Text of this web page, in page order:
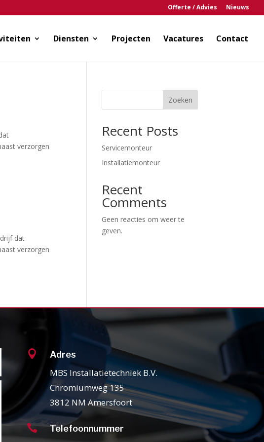
Offerte / Advies Nieuws
Diensten Projecten Vacatures Contact
verzorgen
dat
verzorgen
Zoeken
Recent Posts
Servicemonteur
Installatiemonteur
Recent
Comments
Geen reacties om weer te
geven.
 Adres
MBS Installatietechniek B.V.
Chromiumweg 135
3812 NM Amersfoort
 Telefoonnummer